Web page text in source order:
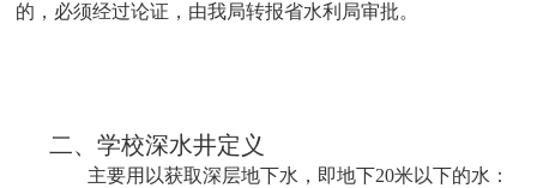
的，必须经过论证，由我局转报省水利局审批。
二、学校深水井定义
主要用以获取深层地下水，即地下20米以下的水：